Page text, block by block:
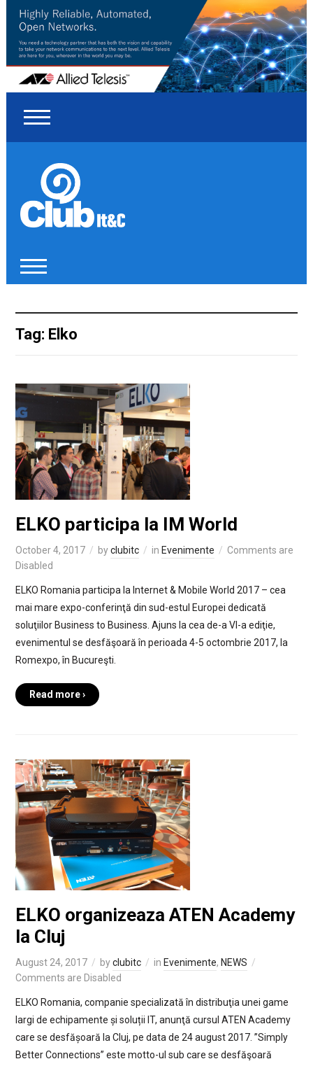
Tag: Elko
ELKO participa la IM World
October 4, 2017 byclubitc in Evenimente
Comments are
Disabled
ELKO Romania participa la Internet & Mobile World 2017 – cea
mai mare expo-conferinţă din sud-estul Europei dedicată
soluţiilor Business to Business. Ajuns la cea de-a VI-a ediţie,
evenimentul se desfăşoară în perioada 4-5 octombrie 2017, la
Romexpo, în Bucureşti.
Read more ›
ELKO organizeaza ATEN Academy
la Cluj
August 24, 2017 byclubitc in Evenimente, NEWS
Comments are Disabled
ELKO Romania, companie specializată în distribuţia unei game
largi de echipamente și soluții IT, anunţă cursul ATEN Academy
care se desfășoară la Cluj, pe data de 24 august 2017. ”Simply
Better Connections” este motto-ul sub care se desfăşoară